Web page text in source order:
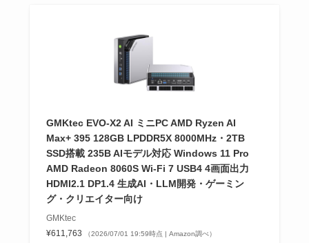
GMKtec EVO-X2 AI ミニPC AMD Ryzen AI
Max+ 395 128GB LPDDR5X 8000MHz・2TB
SSD搭載 235B AIモデル対応 Windows 11 Pro
AMD Radeon 8060S Wi-Fi 7 USB4 4画面出力
HDMI2.1 DP1.4 生成AI・LLM開発・ゲーミン
グ・クリエイター向け
GMKtec
¥611,763
（2026/07/01 19:59時点 | Amazon調べ）